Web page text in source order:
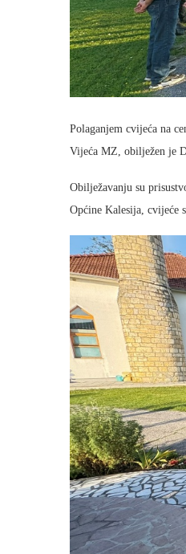
Polaganjem cvijeća na
Vijeća MZ, obilježen je
Obilježavanju su
Općine Kalesija, cvijeće